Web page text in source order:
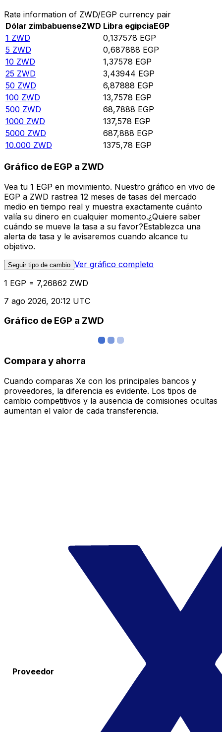
Rate information of ZWD/EGP currency pair
Dólar zimbabuenseZWD Libra egipciaEGP
1 ZWD 0,137578 EGP
5 ZWD 0,687888 EGP
10 ZWD 1,37578 EGP
25 ZWD 3,43944 EGP
50 ZWD 6,87888 EGP
100 ZWD 13,7578 EGP
500 ZWD 68,7888 EGP
1000 ZWD 137,578 EGP
5000 ZWD 687,888 EGP
10.000 ZWD 1375,78 EGP
Gráfico de EGP a ZWD
Vea tu 1 EGP en movimiento. Nuestro gráfico en vivo de
EGP a ZWD rastrea 12 meses de tasas del mercado
medio en tiempo real y muestra exactamente cuánto
valía su dinero en cualquier momento.¿Quiere saber
cuándo se mueve la tasa a su favor?Establezca una
alerta de tasa y le avisaremos cuando alcance tu
objetivo.
Seguir tipo de cambio Ver gráfico completo
1 EGP = 7,26862 ZWD
7 ago 2026, 20:12 UTC
Gráfico de EGP a ZWD
Compara y ahorra
Cuando comparas Xe con los principales bancos y
proveedores, la diferencia es evidente. Los tipos de
cambio competitivos y la ausencia de comisiones ocultas
aumentan el valor de cada transferencia.
Proveedor